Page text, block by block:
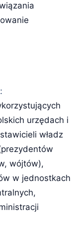
urzędach i
władz
wójtów),
w jednostkach